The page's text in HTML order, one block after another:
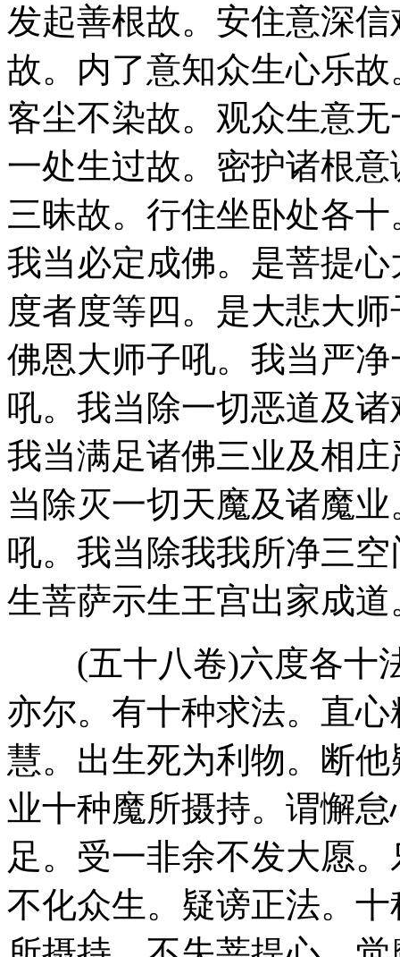
发起善根故。安住意深
故。内了意知众生心乐
客尘不染故。观众生意
一处生过故。密护诸根
三昧故。行住坐卧处各
我当必定成佛。是菩提
度者度等四。是大悲大
佛恩大师子吼。我当严
吼。我当除一切恶道及
我当满足诸佛三业及相
当除灭一切天魔及诸魔
吼。我当除我我所净三
生菩萨示生王宫出家成
(五十八卷)六度各十
亦尔。有十种求法。直
慧。出生死为利物。断
业十种魔所摄持。谓懈
足。受一非余不发大愿
不化众生。疑谤正法。